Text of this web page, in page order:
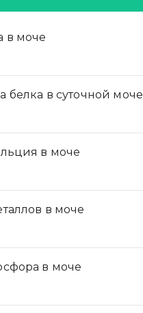
в моче
белка в суточной моче
в моче
в моче
в моче